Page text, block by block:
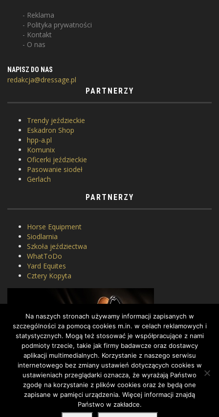
Reklama
Polityka prywatności
Kontakt
O nas
NAPISZ DO NAS
redakcja@dressage.pl
PARTNERZY
Trendy jeździeckie
Eskadron Shop
hpp-a.pl
Komunix
Oficerki jeździeckie
Pasowanie siodeł
Gerlach
PARTNERZY
Horse Equipment
Siodlarnia
Szkoła jeździectwa
WhatToDo
Yard Equites
Cztery Kopyta
Na naszych stronach używamy informacji zapisanych w
szczególności za pomocą cookies m.in. w celach reklamowych i
statystycznych. Mogą też stosować je współpracujące z nami
podmioty trzecie, takie jak firmy badawcze oraz dostawcy
aplikacji multimedialnych. Korzystanie z naszego serwisu
internetowego bez zmiany ustawień dotyczących cookies w
ustawieniach przeglądarki oznacza, że wyrażają Państwo
zgodę na korzystanie z plików cookies oraz że będą one
zapisane w pamięci urządzenia. Więcej informacji znajdą
Państwo w zakładce.